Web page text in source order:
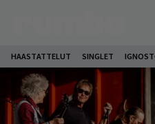
HAASTATTELUT SINGLET